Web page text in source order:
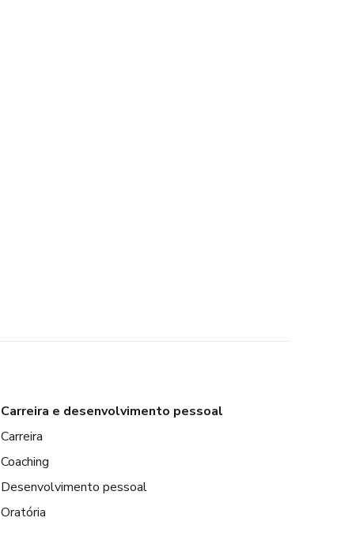
Carreira e desenvolvimento pessoal
Carreira
Coaching
Desenvolvimento pessoal
Oratória